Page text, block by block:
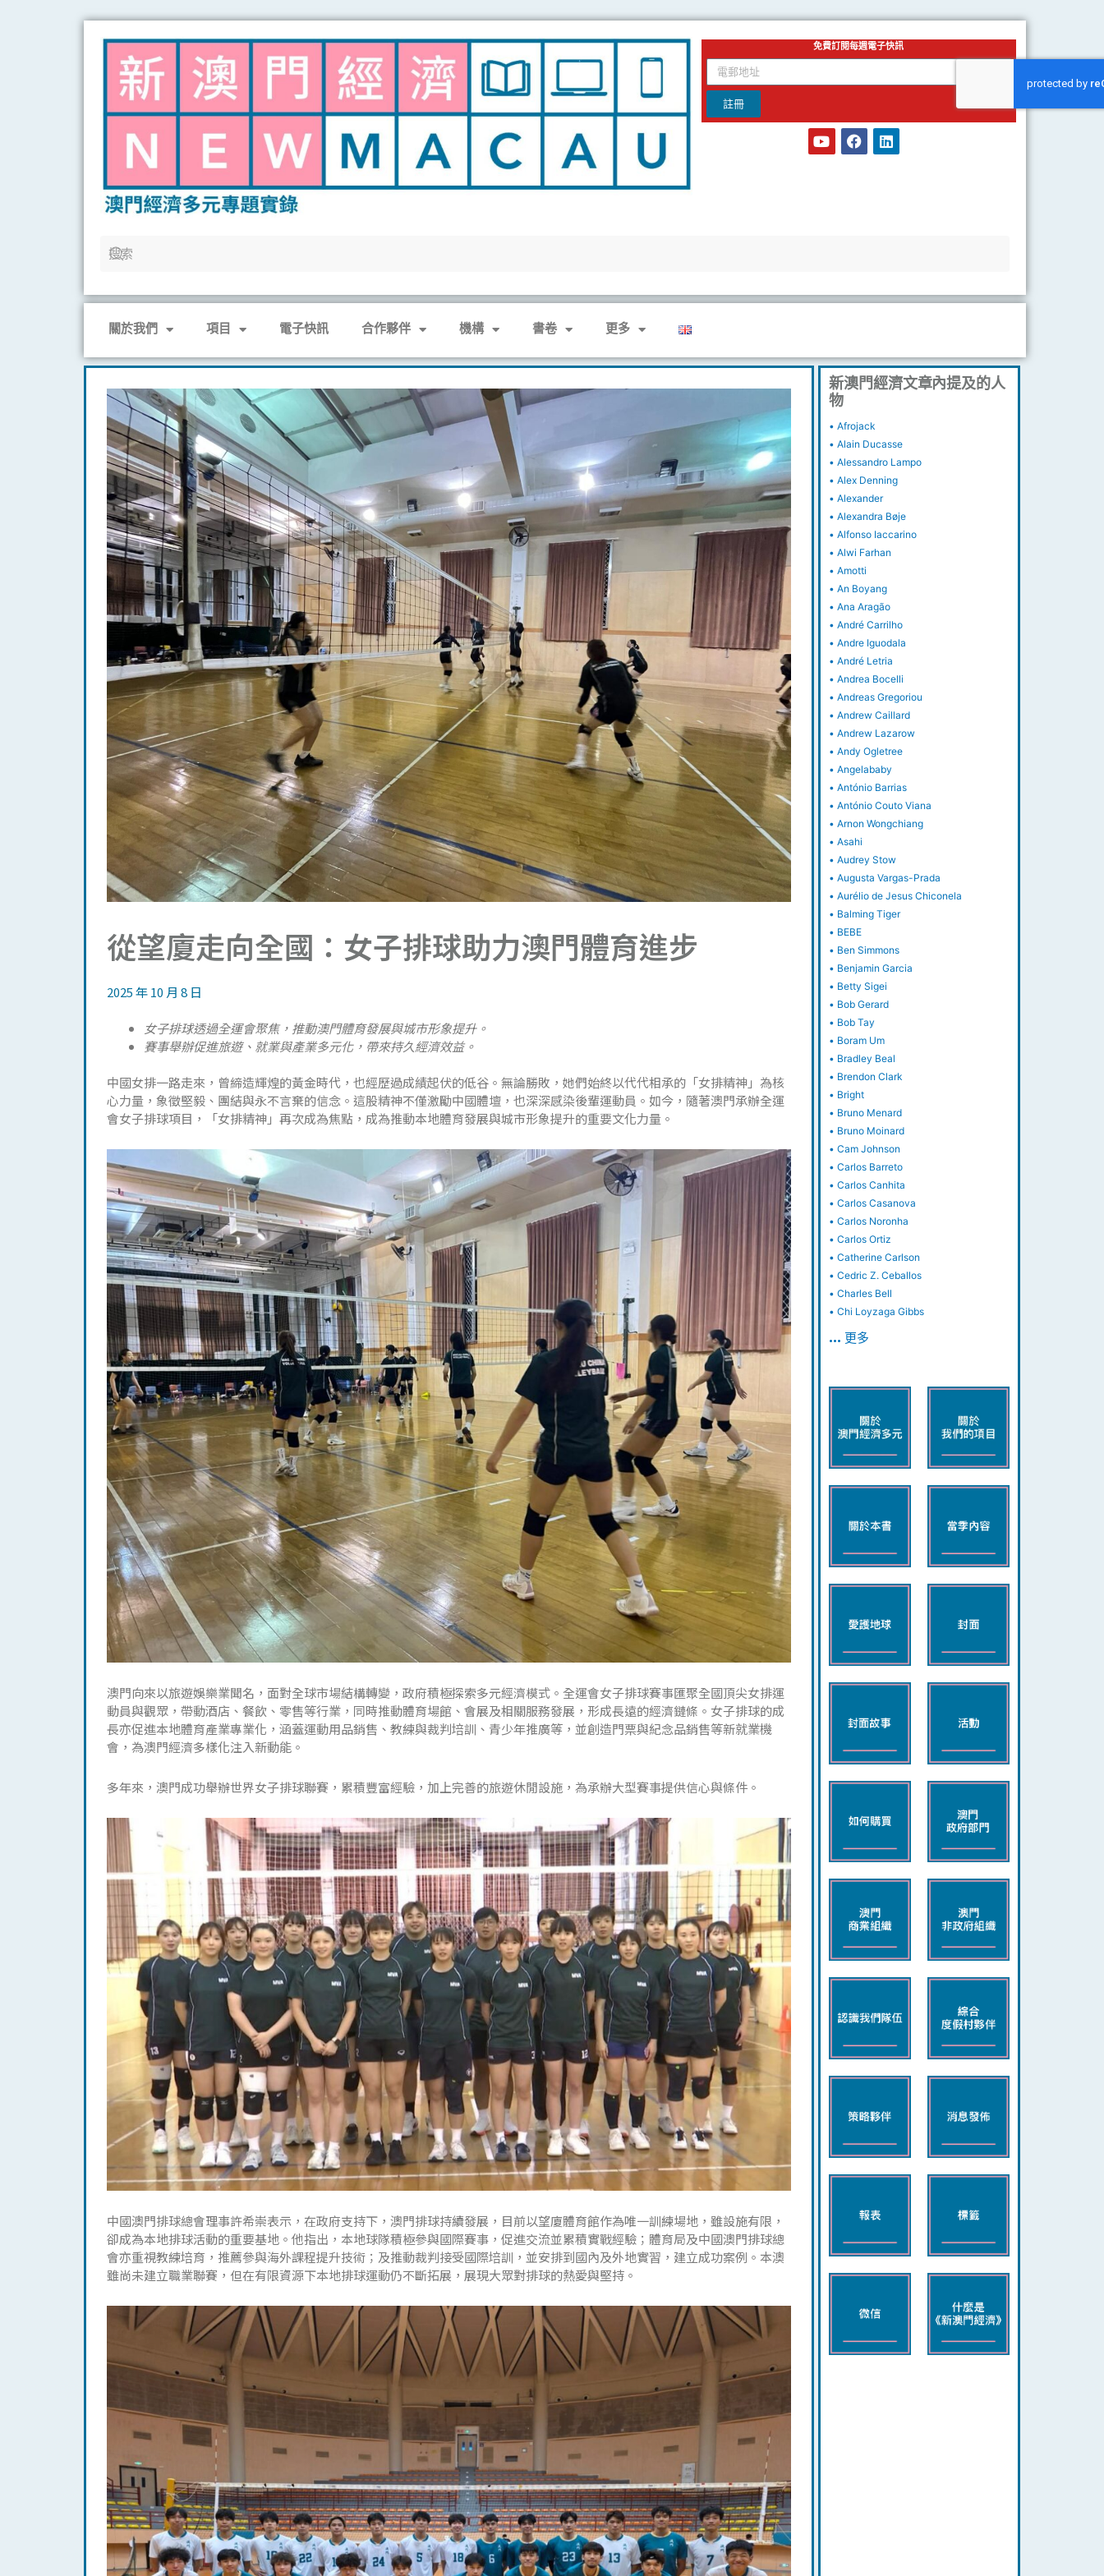
免費訂閱每週電子快訊
email
註冊
關於我們 項目 電子快訊 合作夥伴 機構 書卷 更多
從望廈走向全國：女子排球助力澳門體育進步
2025 年 10 月 8 日
女子排球透過全運會聚焦，推動澳門體育發展與城市形象提升。
賽事舉辦促進旅遊、就業與產業多元化，帶來持久經濟效益。
中國女排一路走來，曾締造輝煌的黃金時代，也經歷過成績起伏的低谷。無論勝敗，她們始終以代代相承的「女排精神」為核
心力量，象徵堅毅、團結與永不言棄的信念。這股精神不僅激勵中國體壇，也深深感染後輩運動員。如今，隨著澳門承辦全運
會女子排球項目，「女排精神」再次成為焦點，成為推動本地體育發展與城市形象提升的重要文化力量。
澳門向來以旅遊娛樂業聞名，面對全球市場結構轉變，政府積極探索多元經濟模式。全運會女子排球賽事匯聚全國頂尖女排運
動員與觀眾，帶動酒店、餐飲、零售等行業，同時推動體育場館、會展及相關服務發展，形成長遠的經濟鏈條。女子排球的成
長亦促進本地體育產業專業化，涵蓋運動用品銷售、教練與裁判培訓、青少年推廣等，並創造門票與紀念品銷售等新就業機
會，為澳門經濟多樣化注入新動能。
多年來，澳門成功舉辦世界女子排球聯賽，累積豐富經驗，加上完善的旅遊休閒設施，為承辦大型賽事提供信心與條件。
中國澳門排球總會理事許希崇表示，在政府支持下，澳門排球持續發展，目前以望廈體育館作為唯一訓練場地，雖設施有限，
卻成為本地排球活動的重要基地。他指出，本地球隊積極參與國際賽事，促進交流並累積實戰經驗；體育局及中國澳門排球總
會亦重視教練培育，推薦參與海外課程提升技術；及推動裁判接受國際培訓，並安排到國內及外地實習，建立成功案例。本澳
雖尚未建立職業聯賽，但在有限資源下本地排球運動仍不斷拓展，展現大眾對排球的熱愛與堅持。
新澳門經濟文章內提及的人
物
•Afrojack
•Alain Ducasse
•Alessandro Lampo
•Alex Denning
•Alexander
•Alexandra Bøje
•Alfonso Iaccarino
•Alwi Farhan
•Amotti
•An Boyang
•Ana Aragão
•André Carrilho
•Andre Iguodala
•André Letria
•Andrea Bocelli
•Andreas Gregoriou
•Andrew Caillard
•Andrew Lazarow
•Andy Ogletree
•Angelababy
•António Barrias
•António Couto Viana
•Arnon Wongchiang
•Asahi
•Audrey Stow
•Augusta Vargas-Prada
•Aurélio de Jesus Chiconela
• Balming Tiger
• BEBE
• Ben Simmons
• Benjamin Garcia
• Betty Sigei
• Bob Gerard
• Bob Tay
• Boram Um
• Bradley Beal
• Brendon Clark
• Bright
• Bruno Menard
• Bruno Moinard
•Cam Johnson
•Carlos Barreto
•Carlos Canhita
•Carlos Casanova
•Carlos Noronha
•Carlos Ortiz
•Catherine Carlson
•Cedric Z. Ceballos
•Charles Bell
•Chi Loyzaga Gibbs
… 更多